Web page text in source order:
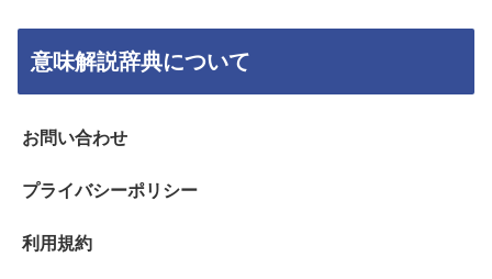
意味解説辞典について
お問い合わせ
プライバシーポリシー
利用規約